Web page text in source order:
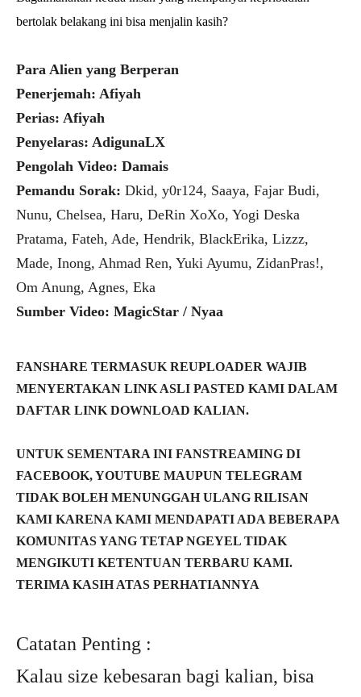
bertolak belakang ini bisa menjalin kasih?
Para Alien yang Berperan
Penerjemah: Afiyah
Perias: Afiyah
Penyelaras: AdigunaLX
Pengolah Video: Damais
Pemandu Sorak: Dkid, y0r124, Saaya, Fajar Budi,
Nunu, Chelsea, Haru, DeRin XoXo, Yogi Deska
Pratama, Fateh, Ade, Hendrik, BlackErika, Lizzz,
Made, Inong, Ahmad Ren, Yuki Ayumu, ZidanPras!,
Om Anung, Agnes, Eka
Sumber Video: MagicStar / Nyaa
FANSHARE TERMASUK REUPLOADER WAJIB
MENYERTAKAN LINK ASLI PASTED KAMI DALAM
DAFTAR LINK DOWNLOAD KALIAN.
UNTUK SEMENTARA INI FANSTREAMING DI
FACEBOOK, YOUTUBE MAUPUN TELEGRAM
TIDAK BOLEH MENUNGGAH ULANG RILISAN
KAMI KARENA KAMI MENDAPATI ADA BEBERAPA
KOMUNITAS YANG TETAP NGEYEL TIDAK
MENGIKUTI KETENTUAN TERBARU KAMI.
TERIMA KASIH ATAS PERHATIANNYA
Catatan Penting :
Kalau size kebesaran bagi kalian, bisa